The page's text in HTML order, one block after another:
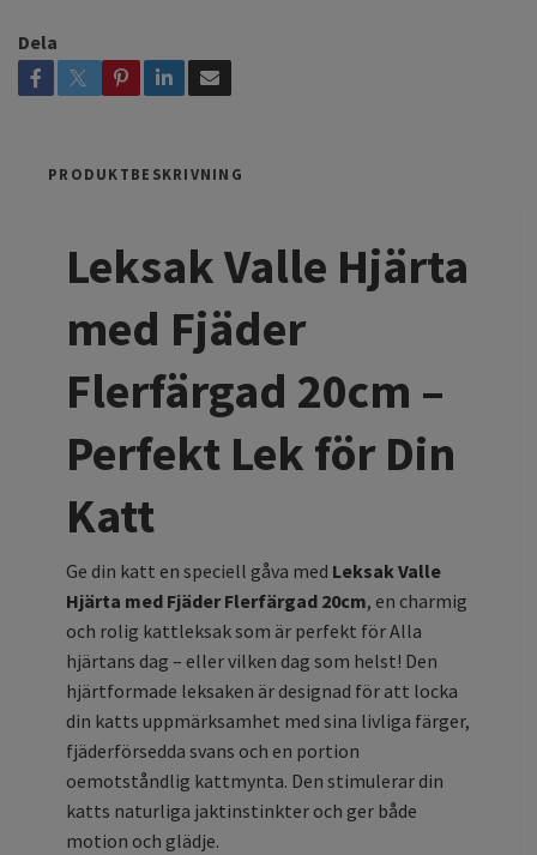
Dela
PRODUKTBESKRIVNING
Leksak Valle Hjärta
med Fjäder
Flerfärgad 20cm –
Perfekt Lek för Din
Katt
Ge din katt en speciell gåva med Leksak Valle
Hjärta med Fjäder Flerfärgad 20cm, en charmig
och rolig kattleksak som är perfekt för Alla
hjärtans dag – eller vilken dag som helst! Den
hjärtformade leksaken är designad för att locka
din katts uppmärksamhet med sina livliga färger,
fjäderförsedda svans och en portion
oemotståndlig kattmynta. Den stimulerar din
katts naturliga jaktinstinkter och ger både
motion och glädje.